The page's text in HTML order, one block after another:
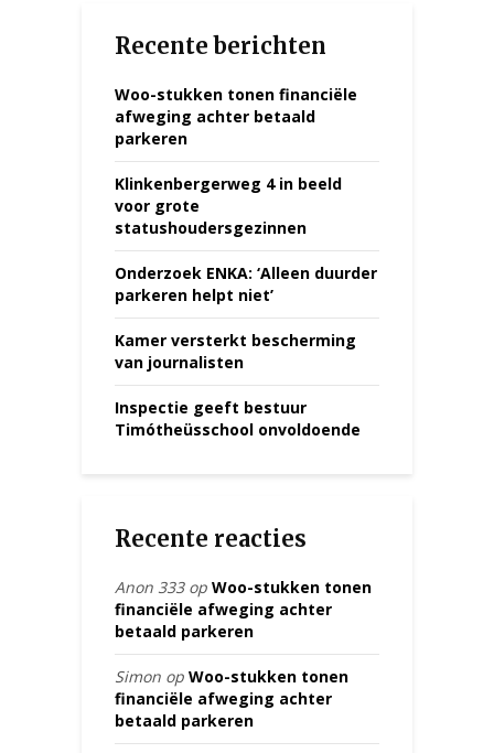
Recente berichten
Woo-stukken tonen financiële
afweging achter betaald
parkeren
Klinkenbergerweg 4 in beeld
voor grote
statushoudersgezinnen
Onderzoek ENKA: ‘Alleen duurder
parkeren helpt niet’
Kamer versterkt bescherming
van journalisten
Inspectie geeft bestuur
Timótheüsschool onvoldoende
Recente reacties
Anon 333op Woo-stukken tonen
financiële afweging achter
betaald parkeren
Simon op Woo-stukken tonen
financiële afweging achter
betaald parkeren